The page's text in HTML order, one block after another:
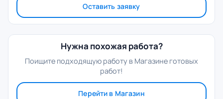
Оставить заявку
Нужна похожая работа?
Поищите подходящую работу в Магазине готовых
работ!
Перейти в Магазин